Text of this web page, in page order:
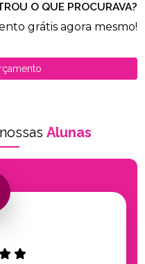
O QUE PROCURAVA?
grátis agora mesmo!
Alunas